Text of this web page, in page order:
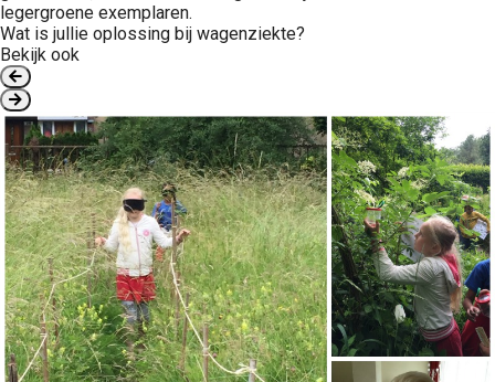
legergroene exemplaren.
Wat is jullie oplossing bij wagenziekte?
Bekijk ook